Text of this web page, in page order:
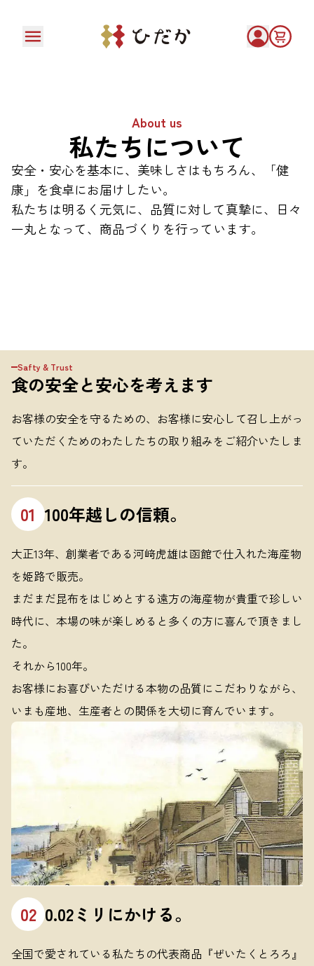
About us
私たちについて
安全・安心を基本に、美味しさはもちろん、「健
康」を食卓にお届けしたい。
私たちは明るく元気に、品質に対して真摯に、日々
一丸となって、商品づくりを行っています。
Safty & Trust
食の安全と安心を考えます
お客様の安全を守るための、 お客様に安心して召し上がっ
ていただくためのわたしたちの取り組みをご紹介いたしま
す。
01 100年越しの信頼。
大正13年、創業者である河﨑虎雄は函館で仕入れた海産物
を姫路で販売。
まだまだ昆布をはじめとする遠方の海産物が貴重で珍しい
時代に、本場の味が楽しめると多くの方に喜んで頂きまし
た。
それから100年。
お客様にお喜びいただける本物の品質にこだわりながら、
いまも産地、生産者との関係を大切に育んでいます。
02 0.02ミリにかける。
全国で愛されている私たちの代表商品『ぜいたくとろろ』